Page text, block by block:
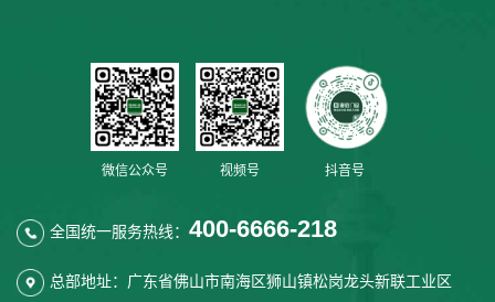
微信公众号 视频号 抖音号
全国统一服务热线： 400-6666-218
总部地址：广东省佛山市南海区狮山镇松岗龙头新联工业区